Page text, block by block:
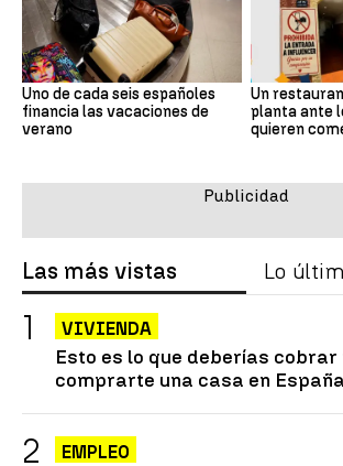
Uno de cada seis españoles
financia las vacaciones de
verano
Un
planta ante
quieren
Las más vistas Lo
VIVIENDA
Esto es lo que deberías
comprarte una casa en España
EMPLEO